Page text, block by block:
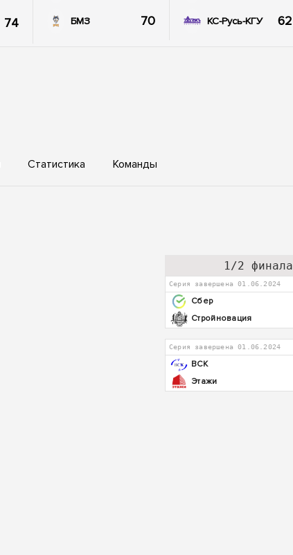
74 БМЗ 70 КС-Русь-КГУ 62
Статистика Команды
1/2 финала
Серия завершена 01.06.2024
Сбер
Стройновация
Серия завершена 01.06.2024
ВСК
Этажи